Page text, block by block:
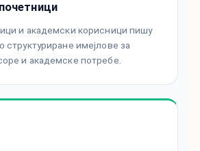
и академски корисници пишу
структуриране имејлове за
и академске потребе.